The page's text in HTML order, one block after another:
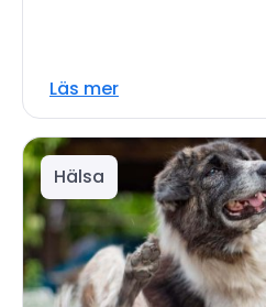
Läs mer
Hälsa